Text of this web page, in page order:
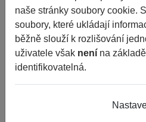
Všechny pozice
Třídit dle
1
naše stránky soubory cookie.
soubory, které ukládají
běžně slouží k rozlišování
uživatele však není na
identifikovatelná.